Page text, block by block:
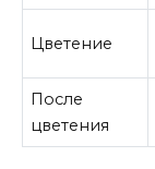
Цветение
После
цветения